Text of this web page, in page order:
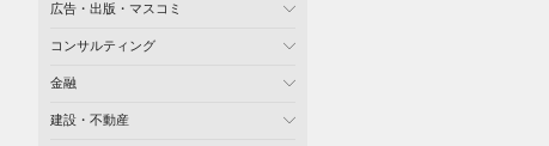
広告・出版・マスコミ
コンサルティング
金融
建設・不動産